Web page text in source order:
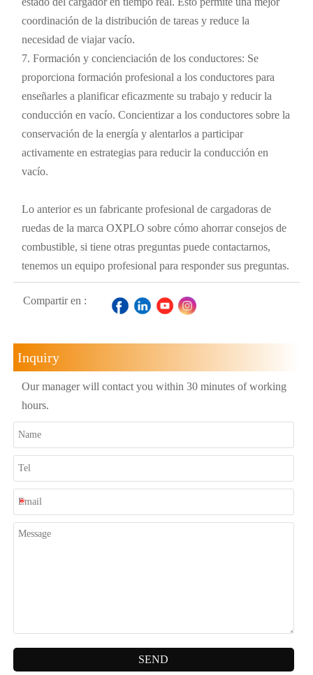
coordinación de la distribución de tareas y reduce la
necesidad de viajar vacío.
7. Formación y concienciación de los conductores: Se
proporciona formación profesional a los conductores para
enseñarles a planificar eficazmente su trabajo y reducir la
conducción en vacío. Concientizar a los conductores sobre la
conservación de la energía y alentarlos a participar
activamente en estrategias para reducir la conducción en
vacío.
Lo anterior es un fabricante profesional de cargadoras de
ruedas de la marca OXPLO sobre cómo ahorrar consejos de
combustible, si tiene otras preguntas puede contactarnos,
tenemos un equipo profesional para responder sus preguntas.
Compartir en :
Inquiry
Our manager will contact you within 30 minutes of working
hours.
SEND